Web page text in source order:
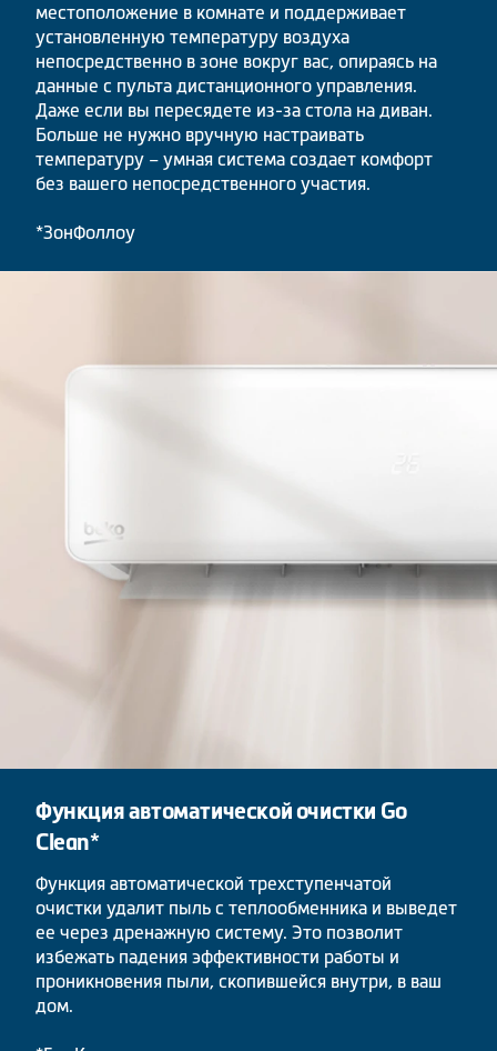
местоположение в комнате и поддерживает
установленную температуру воздуха
непосредственно в зоне вокруг вас, опираясь на
данные с пульта дистанционного управления.
Даже если вы пересядете из-за стола на диван.
Больше не нужно вручную настраивать
температуру – умная система создает комфорт
без вашего непосредственного участия.
*ЗонФоллоу
Функция автоматической очистки Go
Clean*
Функция автоматической трехступенчатой
очистки удалит пыль с теплообменника и выведет
ее через дренажную систему. Это позволит
избежать падения эффективности работы и
проникновения пыли, скопившейся внутри, в ваш
дом.